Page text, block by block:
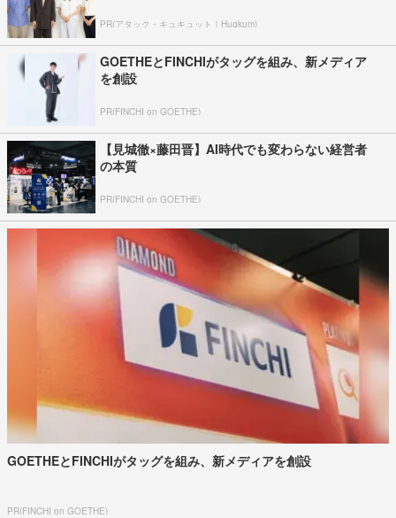
PR(アタック・キュキュット｜Hugkum)
GOETHEとFINCHIがタッグを組み、新メディア
を創設
PR(FINCHI on GOETHE)
【見城徹×藤田晋】AI時代でも変わらない経営者
の本質
PR(FINCHI on GOETHE)
GOETHEとFINCHIがタッグを組み、新メディアを創設
PR(FINCHI on GOETHE)